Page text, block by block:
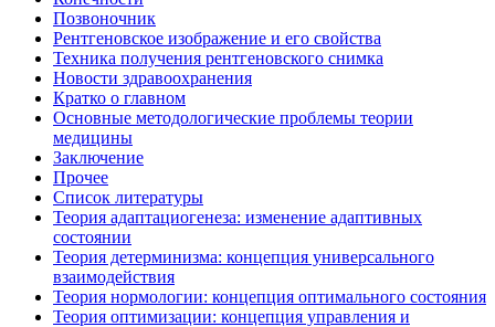
Позвоночник
Рентгеновское изображение и его свойства
Техника получения рентгеновского снимка
Новости здравоохранения
Кратко о главном
Основные методологические проблемы теории
медицины
Заключение
Прочее
Список литературы
Теория адаптациогенеза: изменение адаптивных
состоянии
Теория детерминизма: концепция универсального
взаимодействия
Теория нормологии: концепция оптимального состояния
Теория оптимизации: концепция управления и